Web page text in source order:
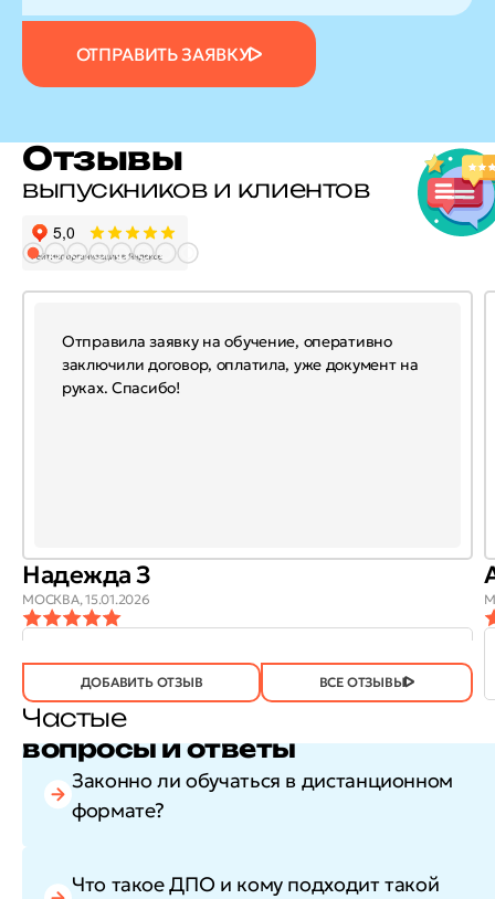
ОТПРАВИТЬ ЗАЯВКУ
Отзывы
выпускников и клиентов
Отправила заявку на обучение, оперативно
заключили договор, оплатила, уже документ на
руках. Спасибо!
Надежда З
МОСКВА,15.01.2026
ПОЛЕЗЕН?
ДА(746) НЕТ(21)
ДОБАВИТЬ ОТЗЫВ ВСЕ ОТЗЫВЫ
Частые
вопросы и ответы
Законно ли обучаться в дистанционном
формате?
Что такое ДПО и кому подходит такой